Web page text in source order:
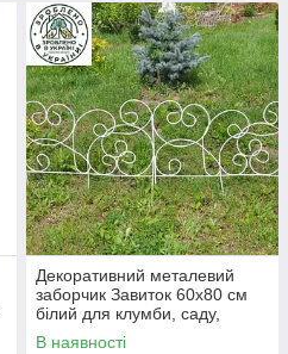
Декоративний металевий
заборчик Завиток 60x80 см
білий для клумби, саду,
квітника, доріжки
В наявності